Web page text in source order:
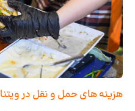
هزینه های حمل و نقل در